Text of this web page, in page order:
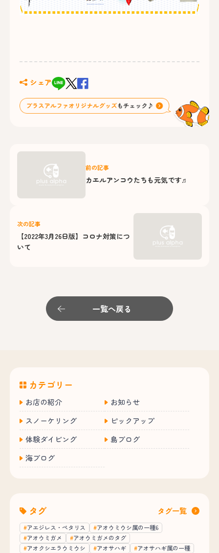
シェア
前の記事
カエルアンコウたちも元気です♬
次の記事
【2022年3月26日版】コロナ対策につ
いて
一覧へ戻る
カテゴリー
お店の紹介
お知らせ
スノーケリング
ピックアップ
体験ダイビング
島ブログ
海ブログ
タグ タグ一覧
アエジレス・ペタリス
アオウミウシ属の一種6
アオウミガメ
アオウミガメのタグ
アオクシエラウミウシ
アオサハギ
アオサハギ属の一種